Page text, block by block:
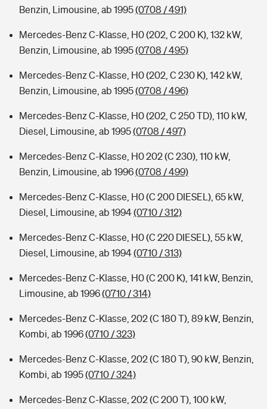
Benzin, Limousine, ab 1995(0708 / 491)
Mercedes-Benz C-Klasse, H0 (202, C 200 K), 132 kW,
Benzin, Limousine, ab 1995(0708 / 495)
Mercedes-Benz C-Klasse, H0 (202, C 230 K), 142 kW,
Benzin, Limousine, ab 1995(0708 / 496)
Mercedes-Benz C-Klasse, H0 (202, C 250 TD), 110 kW,
Diesel, Limousine, ab 1995(0708 / 497)
Mercedes-Benz C-Klasse, H0 202 (C 230), 110 kW,
Benzin, Limousine, ab 1996(0708 / 499)
Mercedes-Benz C-Klasse, H0 (C 200 DIESEL), 65 kW,
Diesel, Limousine, ab 1994(0710 / 312)
Mercedes-Benz C-Klasse, H0 (C 220 DIESEL), 55 kW,
Diesel, Limousine, ab 1994(0710 / 313)
Mercedes-Benz C-Klasse, H0 (C 200 K), 141 kW, Benzin,
Limousine, ab 1996(0710 / 314)
Mercedes-Benz C-Klasse, 202 (C 180 T), 89 kW, Benzin,
Kombi, ab 1996(0710 / 323)
Mercedes-Benz C-Klasse, 202 (C 180 T), 90 kW, Benzin,
Kombi, ab 1995(0710 / 324)
Mercedes-Benz C-Klasse, 202 (C 200 T), 100 kW,